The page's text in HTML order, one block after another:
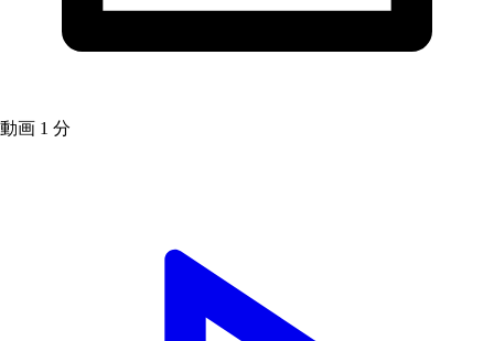
動画 1 分